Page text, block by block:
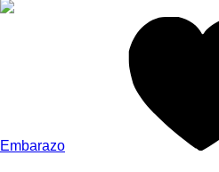
Embarazo